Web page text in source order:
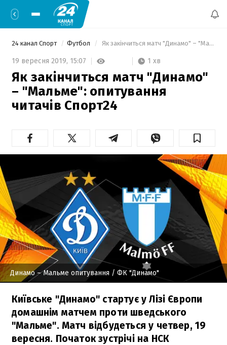
24 канал Спорт Футбол Як закінчиться матч "Динамо" – "Мальме": опитування читачів Спорт24
19 вересня 2019, 15:07 1 хв
Як закінчиться матч "Динамо"
– "Мальме": опитування
читачів Спорт24
Динамо – Мальме опитування / ФК "Динамо"
Київське "Динамо" стартує у Лізі Європи
домашнім матчем проти шведського
"Мальме". Матч відбудеться у четвер, 19
вересня. Початок зустрічі на НСК